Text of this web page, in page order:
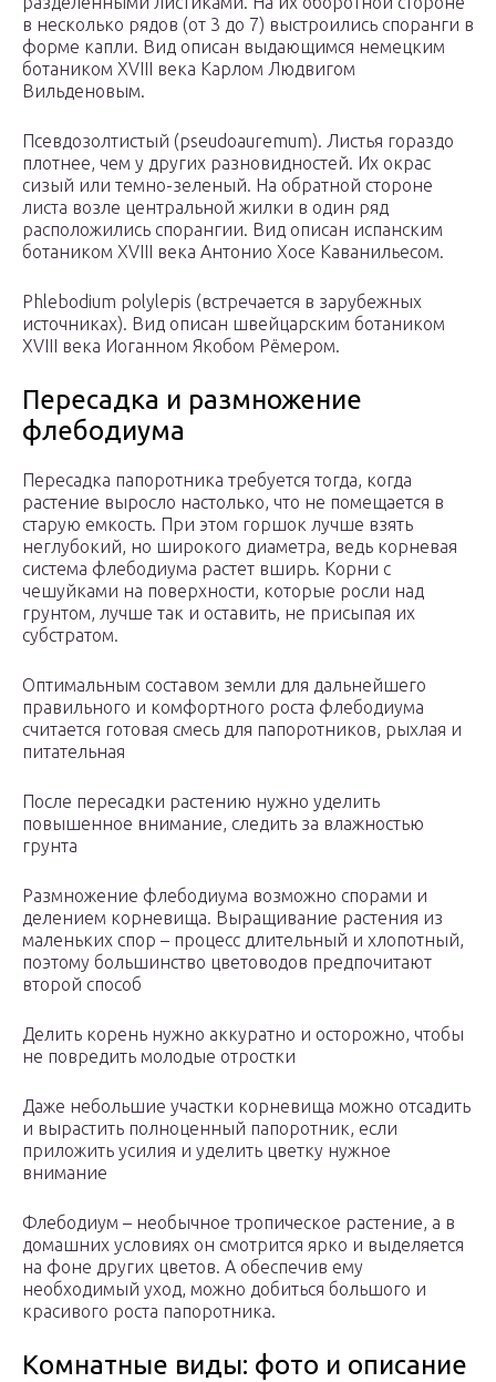
в несколько рядов (от 3 до 7) выстроились споранги в
форме капли. Вид описан выдающимся немецким
ботаником XVIII века Карлом Людвигом
Вильденовым.
Псевдозолтистый (pseudoauremum). Листья гораздо
плотнее, чем у других разновидностей. Их окрас
сизый или темно-зеленый. На обратной стороне
листа возле центральной жилки в один ряд
расположились спорангии. Вид описан испанским
ботаником XVIII века Антонио Хосе Каванильесом.
Phlebodium polylepis (встречается в зарубежных
источниках). Вид описан швейцарским ботаником
XVIII века Иоганном Якобом Рёмером.
Пересадка и размножение
флебодиума
Пересадка папоротника требуется тогда, когда
растение выросло настолько, что не помещается в
старую емкость. При этом горшок лучше взять
неглубокий, но широкого диаметра, ведь корневая
система флебодиума растет вширь. Корни с
чешуйками на поверхности, которые росли над
грунтом, лучше так и оставить, не присыпая их
субстратом.
Оптимальным составом земли для дальнейшего
правильного и комфортного роста флебодиума
считается готовая смесь для папоротников, рыхлая и
питательная
После пересадки растению нужно уделить
повышенное внимание, следить за влажностью
грунта
Размножение флебодиума возможно спорами и
делением корневища. Выращивание растения из
маленьких спор – процесс длительный и хлопотный,
поэтому большинство цветоводов предпочитают
второй способ
Делить корень нужно аккуратно и осторожно, чтобы
не повредить молодые отростки
Даже небольшие участки корневища можно отсадить
и вырастить полноценный папоротник, если
приложить усилия и уделить цветку нужное
внимание
Флебодиум – необычное тропическое растение, а в
домашних условиях он смотрится ярко и выделяется
на фоне других цветов. А обеспечив ему
необходимый уход, можно добиться большого и
красивого роста папоротника.
Комнатные виды: фото и описание